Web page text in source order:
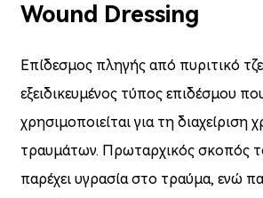
Wound Dressing
Επίδεσμος πληγής από πυριτικό
εξειδικευμένος τύπος επιδέσμου
χρησιμοποιείται για τη διαχείριση
τραυμάτων. Πρωταρχικός σκοπός
παρέχει υγρασία στο τραύμα, ενώ